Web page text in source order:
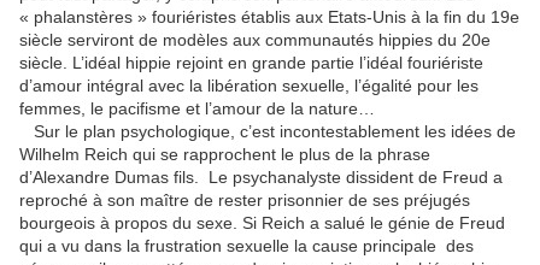
« phalanstères » fouriéristes établis aux Etats-Unis à la fin du 19e
siècle serviront de modèles aux communautés hippies du 20e
siècle. L’idéal hippie rejoint en grande partie l’idéal fouriériste
d’amour intégral avec la libération sexuelle, l’égalité pour les
femmes, le pacifisme et l’amour de la nature…
Sur le plan psychologique, c’est incontestablement les idées de
Wilhelm Reich qui se rapprochent le plus de la phrase
d’Alexandre Dumas fils. Le psychanalyste dissident de Freud a
reproché à son maître de rester prisonnier de ses préjugés
bourgeois à propos du sexe. Si Reich a salué le génie de Freud
qui a vu dans la frustration sexuelle la cause principale des